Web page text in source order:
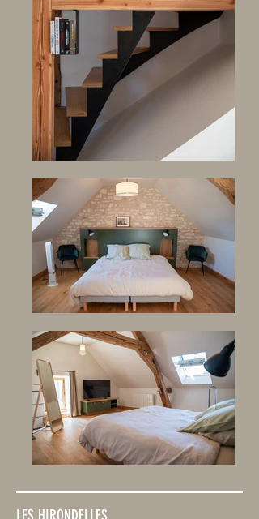
LES HIRONDELLES